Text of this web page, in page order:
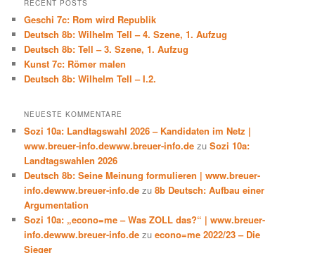
RECENT POSTS
Geschi 7c: Rom wird Republik
Deutsch 8b: Wilhelm Tell – 4. Szene, 1. Aufzug
Deutsch 8b: Tell – 3. Szene, 1. Aufzug
Kunst 7c: Römer malen
Deutsch 8b: Wilhelm Tell – I.2.
NEUESTE KOMMENTARE
Sozi 10a: Landtagswahl 2026 – Kandidaten im Netz |
www.breuer-info.dewww.breuer-info.de zuSozi 10a:
Landtagswahlen 2026
Deutsch 8b: Seine Meinung formulieren | www.breuer-
info.dewww.breuer-info.de zu8b Deutsch: Aufbau einer
Argumentation
Sozi 10a: „econo=me – Was ZOLL das?“ | www.breuer-
info.dewww.breuer-info.de zuecono=me 2022/23 – Die
Sieger